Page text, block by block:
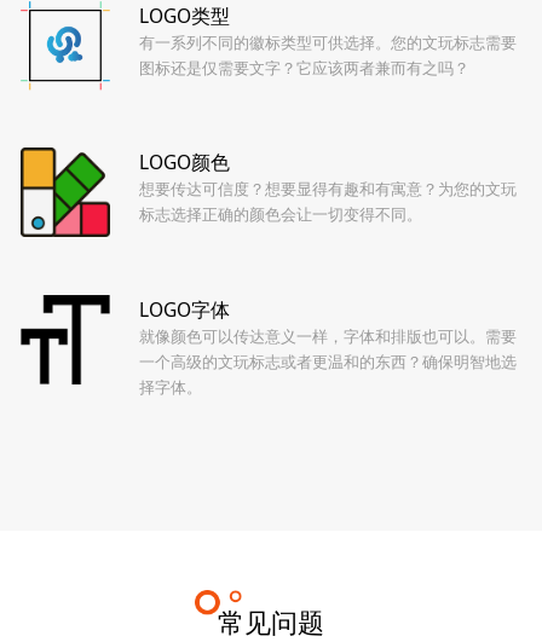
LOGO类型
有一系列不同的徽标类型可供选择。您的文玩标志需要
图标还是仅需要文字？它应该两者兼而有之吗？
LOGO颜色
想要传达可信度？想要显得有趣和有寓意？为您的文玩
标志选择正确的颜色会让一切变得不同。
LOGO字体
就像颜色可以传达意义一样，字体和排版也可以。需要
一个高级的文玩标志或者更温和的东西？确保明智地选
择字体。
常见问题